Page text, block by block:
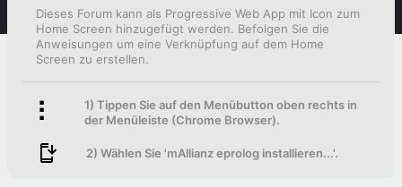
Deutsche Übersetzung durchphpBB.de
Dieses Forum kann als Progressive Web App mit Icon zum
Home Screen hinzugefügt werden. Befolgen Sie die
Anweisungen um eine Verknüpfung auf dem Home
Screen zu erstellen.
1) Tippen Sie auf den Menübutton oben rechts in
der Menüleiste (Chrome Browser).
2) Wählen Sie 'mAllianz eprolog installieren...'.